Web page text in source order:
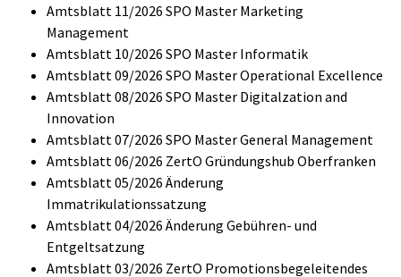
Amtsblatt 11/2026 SPO Master Marketing
Management
Amtsblatt 10/2026 SPO Master Informatik
Amtsblatt 09/2026 SPO Master Operational Excellence
Amtsblatt 08/2026 SPO Master Digitalzation and
Innovation
Amtsblatt 07/2026 SPO Master General Management
Amtsblatt 06/2026 ZertO Gründungshub Oberfranken
Amtsblatt 05/2026 Änderung
Immatrikulationssatzung
Amtsblatt 04/2026 Änderung Gebühren- und
Entgeltsatzung
Amtsblatt 03/2026 ZertO Promotionsbegeleitendes